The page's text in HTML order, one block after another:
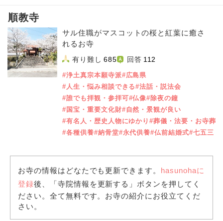
順教寺
サル住職がマスコットの桜と紅葉に癒さ
れるお寺
有り難し 685 回答 112
#浄土真宗本願寺派#広島県
#人生・悩み相談できる#法話・説法会
#誰でも拝観・参拝可#仏像#除夜の鐘
#国宝・重要文化財#自然・景観が良い
#有名人・歴史人物にゆかり#葬儀・法要・お寺葬
#各種供養#納骨堂#永代供養#仏前結婚式#七五三
お寺の情報はどなたでも更新できます。 hasunohaに
登録後、「寺院情報を更新する」ボタンを押してく
ださい。全て無料です。お寺の紹介にお役立てくだ
さい。